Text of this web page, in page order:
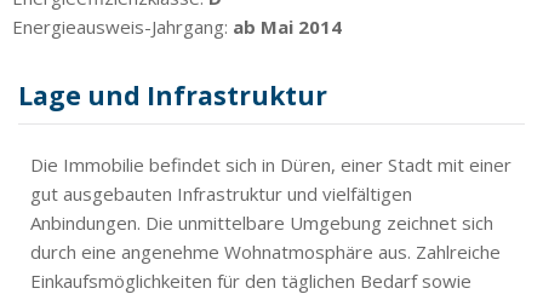
Energieausweis-Jahrgang: ab Mai 2014
Lage und Infrastruktur
Die Immobilie befindet sich in Düren, einer Stadt mit einer
gut ausgebauten Infrastruktur und vielfältigen
Anbindungen. Die unmittelbare Umgebung zeichnet sich
durch eine angenehme Wohnatmosphäre aus. Zahlreiche
Einkaufsmöglichkeiten für den täglichen Bedarf sowie